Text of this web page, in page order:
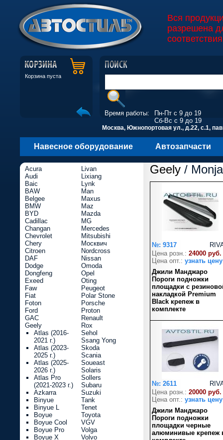
Вся
разрешена
Корзина пуста
Время работы:
Пн-Пт с 9 до 19
Сб-Вс с 9 до 19
Москва, Южнопортовая ул., д.22, с.1,
Навесное оборудование Автозапчасти
Geely /
№: 9317
Цена розн.: 24000 руб.
Цена опт.: узнать цену
Джили Манджаро
Пороги подножки
площадки с
накладкой Premium
Black крепеж в
комплекте
№: 2611
Цена розн.: 20000 руб.
Цена опт.: узнать цену
Джили Манджаро
Пороги подножки
площадки черные
алюминивые крепеж
Acura
Audi
Baic
BAW
Belgee
BMW
BYD
Cadillac
Changan
Chevrolet
Chery
Citroen
DAF
Dodge
Dongfeng
Exeed
Faw
Fiat
Foton
Ford
GAC
Geely
Atlas (2016-
2021 г.)
Atlas (2023-
2025 г.)
Atlas (2025-
2026 г.)
Atlas Pro
(2021-2023 г.)
Azkarra
Binyue
Binyue L
Boyue
Boyue Cool
Boyue Pro
Boyue X
Livan
Lixiang
Lynk
Man
Maxus
Maz
Mazda
MG
Mercedes
Mitsubishi
Москвич
Nordcross
Nissan
Omoda
Opel
Oting
Peugeot
Polar Stone
Porsche
Proton
Renault
Rox
Sehol
Ssang Yong
Skoda
Scania
Soueast
Solaris
Sollers
Subaru
Suzuki
Tank
Tenet
Toyota
VGV
Volga
Volvo